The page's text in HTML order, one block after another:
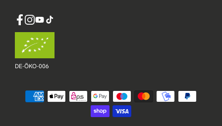
Facebook
Instagram
YouTube
TikTok
DE-ÖKO-006
Zahlungsmethoden